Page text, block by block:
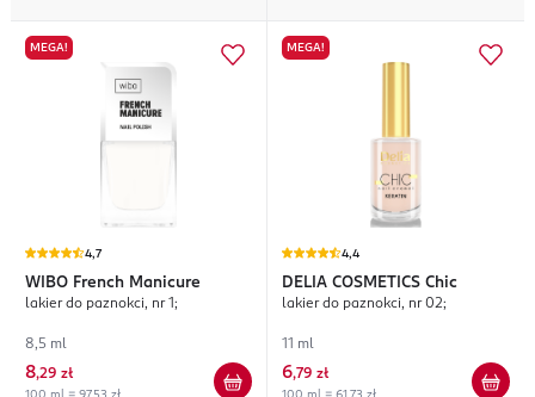
MEGA!
4,7
WIBO French Manicure
lakier do paznokci, nr 1;
8,5 ml
8,29 zł
100 ml = 97,53 zł
MEGA!
4,4
DELIA COSMETICS Chic
lakier do paznokci, nr 02;
11 ml
6,79 zł
100 ml = 61,73 zł